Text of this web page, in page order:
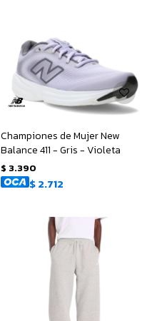
Championes de Mujer New
Balance 411 - Gris - Violeta
$ 3.390
$2.712